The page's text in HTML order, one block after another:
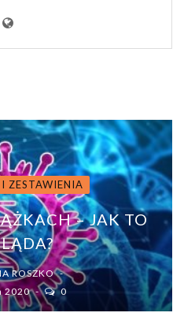
I ZESTAWIENIA
– JAK TO
ROSZKO
2020
0